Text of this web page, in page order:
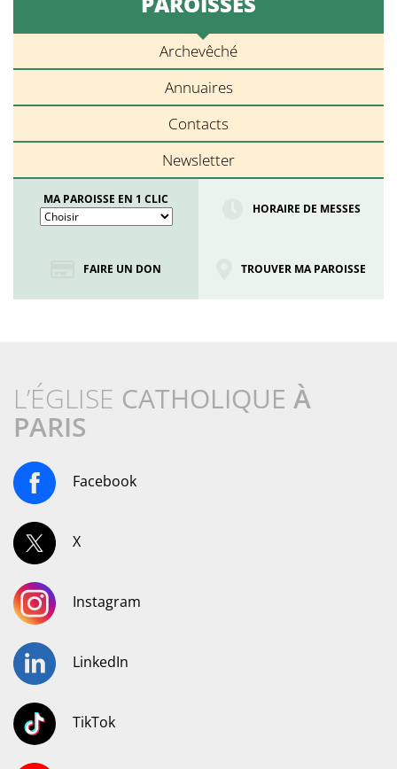
Archevêché
Annuaires
Contacts
Newsletter
MA PAROISSE EN 1 CLIC
HORAIRE DE MESSES
FAIRE UN DON TROUVER MA PAROISSE
L’ÉGLISE CATHOLIQUE À
PARIS
Facebook
X
Instagram
LinkedIn
TikTok